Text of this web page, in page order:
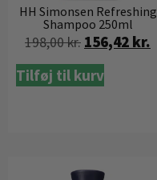
HH Simonsen Refreshing
Shampoo 250ml
198,00kr. 156,42 kr.
Tilføj til kurv